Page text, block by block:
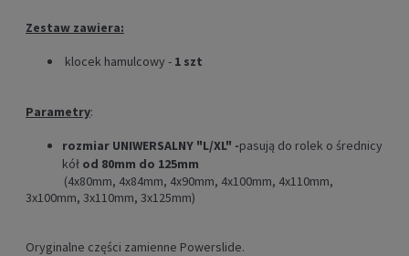
Zestaw zawiera:
klocek hamulcowy - 1 szt
Parametry:
rozmiar UNIWERSALNY "L/XL" -pasują do rolek o średnicy
kół od 80mm do 125mm
(4x80mm, 4x84mm, 4x90mm, 4x100mm, 4x110mm,
3x100mm, 3x110mm, 3x125mm)
Oryginalne części zamienne Powerslide.